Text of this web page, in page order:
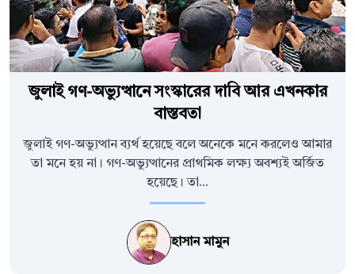
জুলাই গণ-অভ্যুত্থানে সংস্কারের দাবি আর এখনকার
বাস্তবতা
জুলাই গণ-অভ্যুত্থান ব্যর্থ হয়েছে বলে অনেকে মনে করলেও আমার
তা মনে হয় না। গণ-অভ্যুত্থানের প্রাথমিক লক্ষ্য অবশ্যই অর্জিত
হয়েছে। তা...
হাসান মামুন